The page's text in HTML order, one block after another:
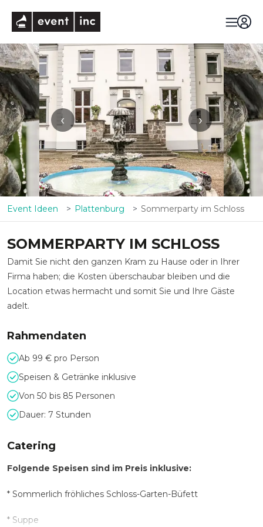
‹ ›
Event Ideen Plattenburg Sommerparty im Schloss
SOMMERPARTY IM SCHLOSS
Damit Sie nicht den ganzen Kram zu Hause oder in Ihrer
Firma haben; die Kosten überschaubar bleiben und die
Location etwas hermacht und somit Sie und Ihre Gäste
adelt.
Rahmendaten
Ab 99 € pro Person
Speisen & Getränke inklusive
Von 50 bis 85 Personen
Dauer: 7 Stunden
Catering
Folgende Speisen sind im Preis inklusive:
* Sommerlich fröhliches Schloss-Garten-Büfett
* Suppe